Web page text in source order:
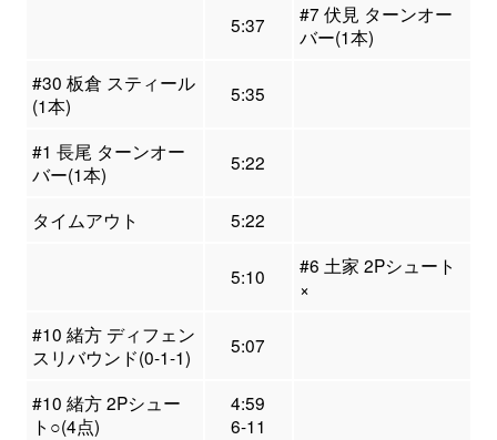
5:37
#7 伏見 ターンオー
バー(1本)
#30 板倉 スティール
(1本)
5:35
#1 長尾 ターンオー
バー(1本)
5:22
タイムアウト 5:22
5:10
#6 土家 2Pシュート
×
#10 緒方 ディフェン
スリバウンド(0-1-1)
5:07
#10 緒方 2Pシュー
ト○(4点)
4:59
6-11